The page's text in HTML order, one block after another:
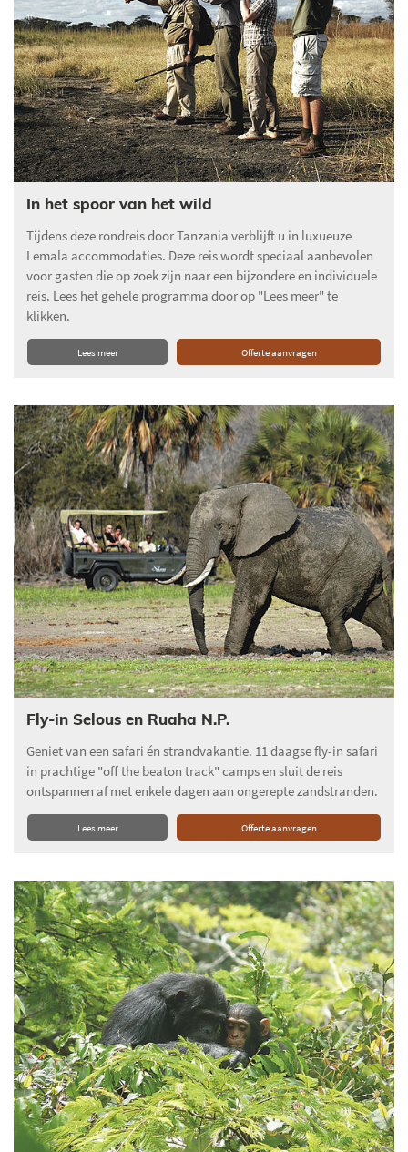
In het spoor van het wild
Tijdens deze rondreis door Tanzania verblijft u in luxueuze
Lemala accommodaties. Deze reis wordt speciaal aanbevolen
voor gasten die op zoek zijn naar een bijzondere en individuele
reis. Lees het gehele programma door op "Lees meer" te
klikken.
Lees meer Offerte aanvragen
Fly-in Selous en Ruaha N.P.
Geniet van een safari én strandvakantie. 11 daagse fly-in safari
in prachtige "off the beaton track" camps en sluit de reis
ontspannen af met enkele dagen aan ongerepte zandstranden.
Lees meer Offerte aanvragen